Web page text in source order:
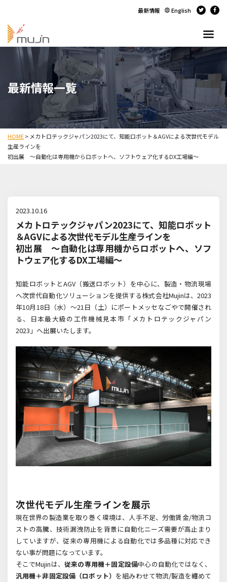
最新情報 English
最新情報一覧
HOME> メカトロテックジャパン2023にて、知能ロボット＆AGVによる次世代モデル
生産ラインを
初出展 ～自動化は専用機からロボットへ、ソフトウェア化するDX工場編～
2023.10.16
メカトロテックジャパン2023にて、知能ロボット
＆AGVによる次世代モデル生産ラインを
初出展 ～自動化は専用機からロボットへ、ソフ
トウェア化するDX工場編～
知能ロボットとAGV（搬送ロボット）を中心に、製造・物流現場
へ次世代自動化ソリューションを提供する株式会社Mujinは、2023
年10月18日（水）～21日（土）にポートメッセなごやで開催され
る、日本最大級の工作機械見本市「メカトロテックジャパン
2023 」へ出展いたします。
次世代モデル生産ラインを展示
現在世界の製造業を取り巻く環境は、人手不足、労働賃金/物流コ
ストの高騰、技術漏洩防止を背景に自動化ニーズ需要が高止まり
していますが、従来の専用機による自動化では多品種に対応でき
ない事が問題になっています。
そこでMujinは、従来の専用機＋固定設備中心の自動化ではなく、
汎用機＋非固定設備（ロボット） を組みわせて物流/製造を纏めて